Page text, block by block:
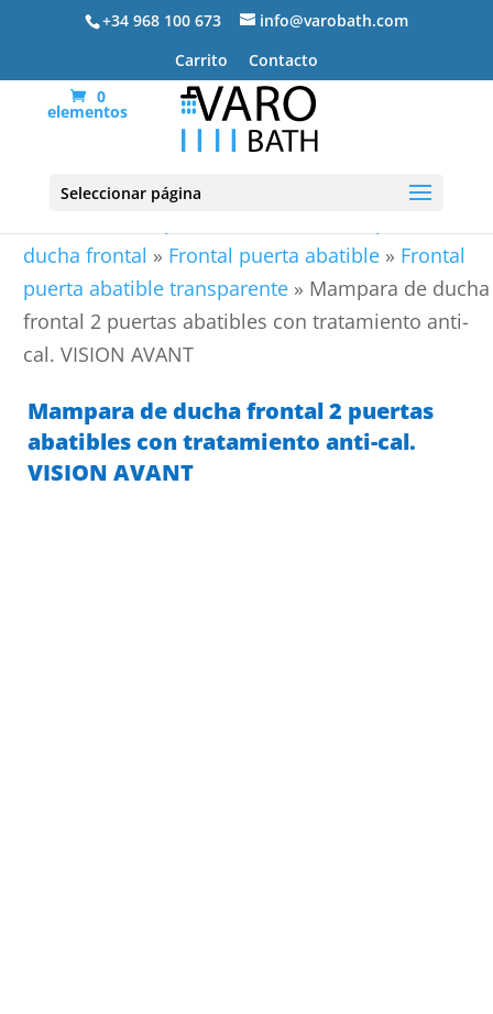
+34 968 100 673
info@varobath.com
Carrito
Contacto
0
elementos
Seleccionar página
ducha frontal » Frontal puerta abatible » Frontal
puerta abatible transparente » Mampara de ducha
frontal 2 puertas abatibles con tratamiento anti-
cal. VISION AVANT
Mampara de ducha frontal 2 puertas
abatibles con tratamiento anti-cal.
VISION AVANT